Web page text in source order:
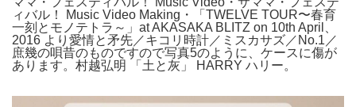
ィバル！ Music Video Making・「TWELVE TOUR〜春育
一刻とモノテトラ～」at AKASAKA BLITZ on 10th April、
2016 より愛情と矛先／キコリ時計／ミスカサズ／No.1／
庶幾の唄昔のものですので写真5のように、ケースに傷が
あります。村越弘明 「土と灰」 HARRY ハリー。